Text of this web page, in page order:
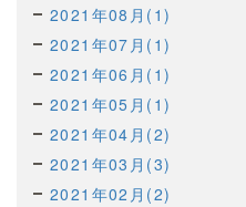
2021年08月(1)
2021年07月(1)
2021年06月(1)
2021年05月(1)
2021年04月(2)
2021年03月(3)
2021年02月(2)